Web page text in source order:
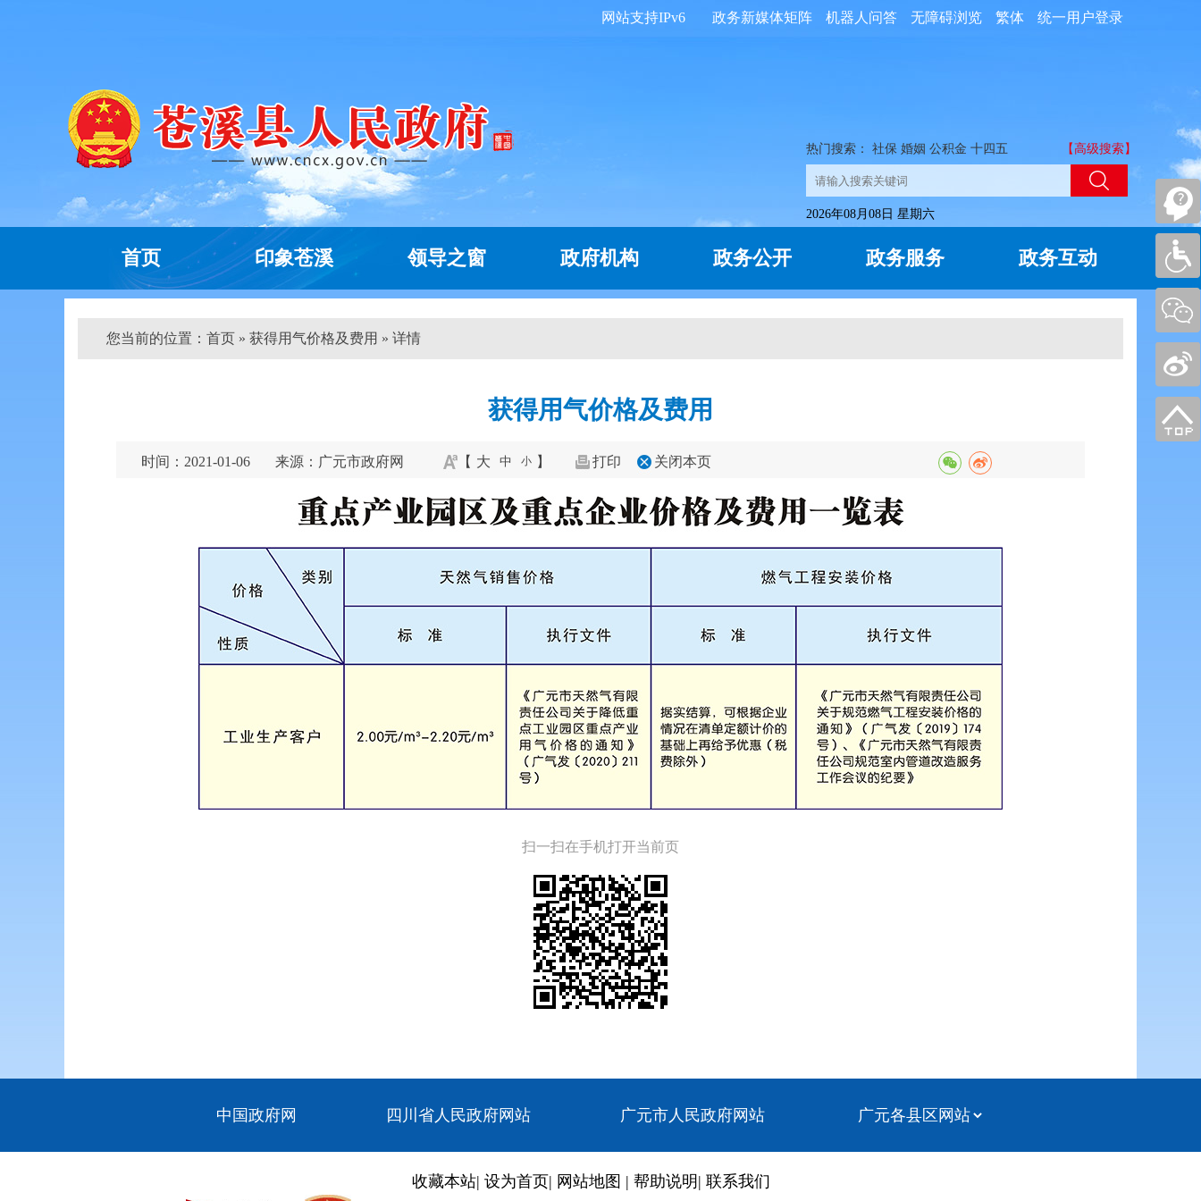
统一用户登录
繁体
无障碍浏览
机器人问答
政务新媒体矩阵
网站支持IPv6
热门搜索： 社保 婚姻 公积金 十四五 【高级搜索】
2026年08月08日 星期六
首页 印象苍溪 领导之窗 政府机构 政务公开 政务服务 政务互动
您当前的位置： 首页 » 获得用气价格及费用 » 详情
获得用气价格及费用
时间：2021-01-06 来源：广元市政府网 【 大 中 小 】 打印 关闭本页
扫一扫在手机打开当前页
中国政府网 四川省人民政府网站 广元市人民政府网站
收藏本站| 设为首页| 网站地图 | 帮助说明 | 联系我们